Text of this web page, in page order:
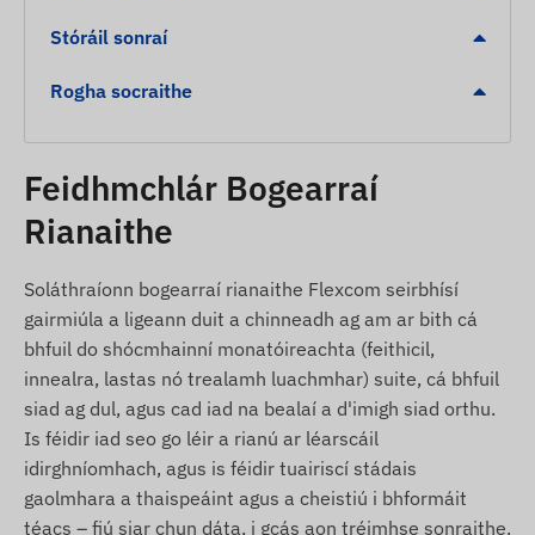
Foláireamh róspeidhm
i gcrios ainmnithe
Ábhar an phacáiste
Rianaire GPS maighnéadach Juneo TK913-E 4G
LTE
Treoir socraithe
Coinníollacha úsáide
Chun go n-oibreoidh an gléas de ghnáth, tá gá le
nasc gníomhach leis na córais satailíte agus le
líonra na n-oibreoirí soghluaiste. Déantar na
sonraí a tharchur le cabhair ó chárta micrea-SIM
Stóráil sonraí
Rogha socraithe
Feidhmchlár Bogearraí
Rianaithe
Soláthraíonn bogearraí rianaithe Flexcom seirbhísí
gairmiúla a ligeann duit a chinneadh ag am ar bith cá
bhfuil do shócmhainní monatóireachta (feithicil,
innealra, lastas nó trealamh luachmhar) suite, cá bhfuil
siad ag dul, agus cad iad na bealaí a d'imigh siad orthu.
Is féidir iad seo go léir a rianú ar léarscáil
idirghníomhach, agus is féidir tuairiscí stádais
gaolmhara a thaispeáint agus a cheistiú i bhformáit
téacs – fiú siar chun dáta, i gcás aon tréimhse sonraithe.